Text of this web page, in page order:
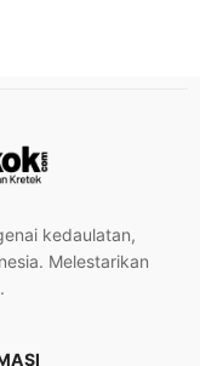
kedaulatan,
Melestarikan